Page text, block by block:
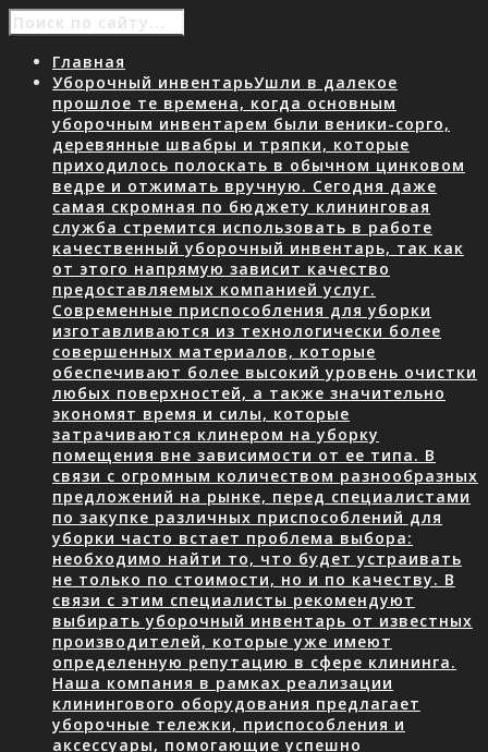
Главная
Уборочный инвентарьУшли в далекое
прошлое те времена, когда основным
уборочным инвентарем были веники-сорго,
деревянные швабры и тряпки, которые
приходилось полоскать в обычном цинковом
ведре и отжимать вручную. Сегодня даже
самая скромная по бюджету клининговая
служба стремится использовать в работе
качественный уборочный инвентарь, так как
от этого напрямую зависит качество
предоставляемых компанией услуг.
Современные приспособления для уборки
изготавливаются из технологически более
совершенных материалов, которые
обеспечивают более высокий уровень очистки
любых поверхностей, а также значительно
экономят время и силы, которые
затрачиваются клинером на уборку
помещения вне зависимости от ее типа. В
связи с огромным количеством разнообразных
предложений на рынке, перед специалистами
по закупке различных приспособлений для
уборки часто встает проблема выбора:
необходимо найти то, что будет устраивать
не только по стоимости, но и по качеству. В
связи с этим специалисты рекомендуют
выбирать уборочный инвентарь от известных
производителей, которые уже имеют
определенную репутацию в сфере клининга.
Наша компания в рамках реализации
клинингового оборудования предлагает
уборочные тележки, приспособления и
аксессуары, помогающие успешно